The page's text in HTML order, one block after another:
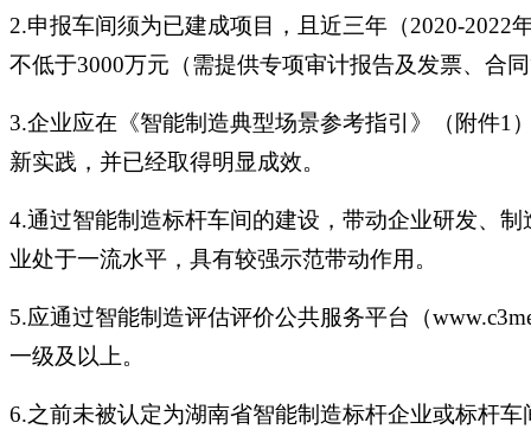
2.申报车间须为已建成项目，且近三年（2020-
不低于3000万元（需提供专项审计报告及发票、合
3.企业应在《智能制造典型场景参考指引》（附件1
新实践，并已经取得明显成效。
4.通过智能制造标杆车间的建设，带动企业研发、
业处于一流水平，具有较强示范带动作用。
5.应通过智能制造评估评价公共服务平台（
一级及以上。
6.之前未被认定为湖南省智能制造标杆企业或标杆车